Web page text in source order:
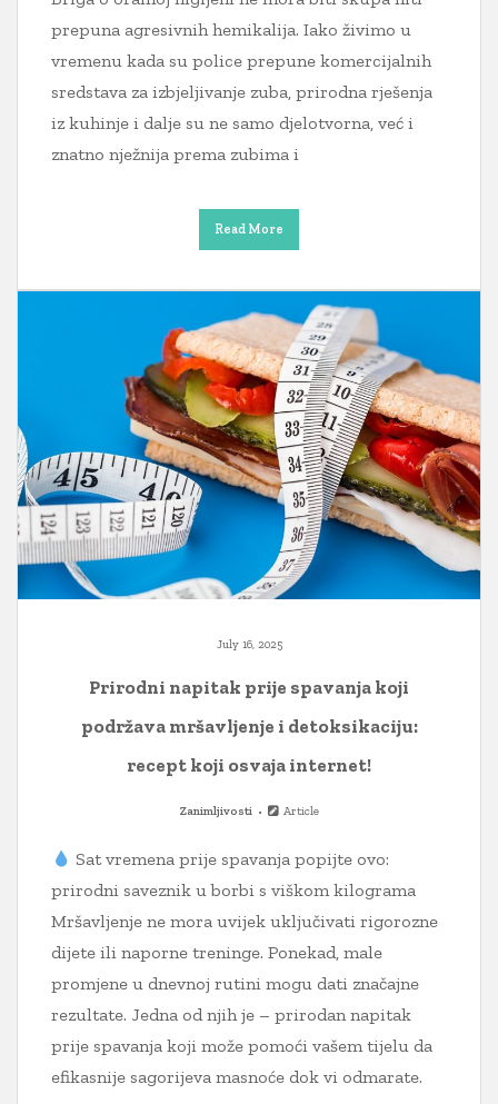
prepuna agresivnih hemikalija. Iako živimo u
vremenu kada su police prepune komercijalnih
sredstava za izbjeljivanje zuba, prirodna rješenja
iz kuhinje i dalje su ne samo djelotvorna, već i
znatno nježnija prema zubima i
Read More
July 16, 2025
Prirodni napitak prije spavanja koji
podržava mršavljenje i detoksikaciju:
recept koji osvaja internet!
Zanimljivosti Article
Sat vremena prije spavanja popijte ovo:
prirodni saveznik u borbi s viškom kilograma
Mršavljenje ne mora uvijek uključivati rigorozne
dijete ili naporne treninge. Ponekad, male
promjene u dnevnoj rutini mogu dati značajne
rezultate. Jedna od njih je – prirodan napitak
prije spavanja koji može pomoći vašem tijelu da
efikasnije sagorijeva masnoće dok vi odmarate.